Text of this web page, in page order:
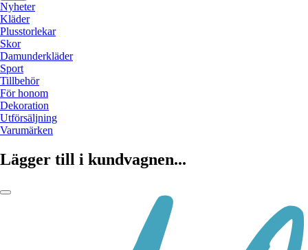
Nyheter
Kläder
Plusstorlekar
Skor
Damunderkläder
Sport
Tillbehör
För honom
Dekoration
Utförsäljning
Varumärken
Lägger till i kundvagnen...